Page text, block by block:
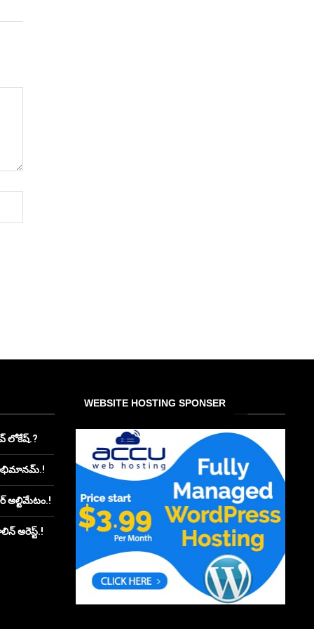
లోకేష్.?
అల్టిమేటం.!
అరెస్ట్.!
WEBSITE HOSTING SPONSER